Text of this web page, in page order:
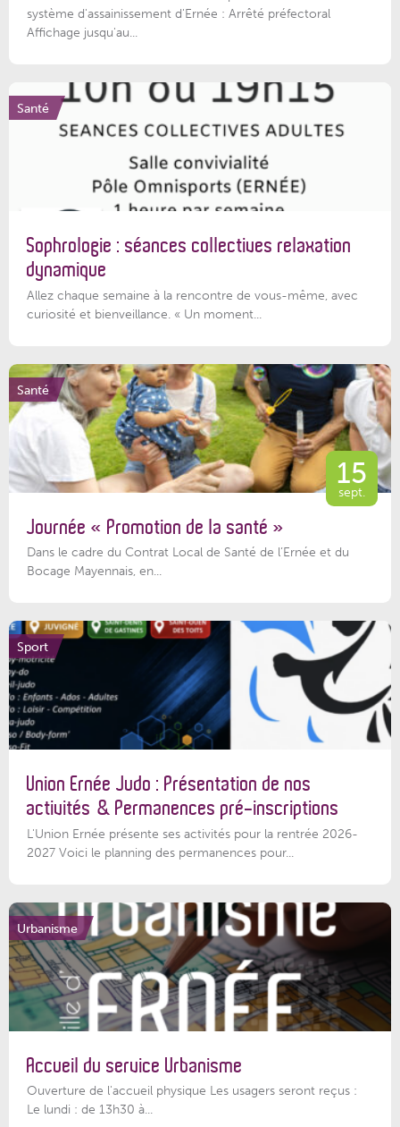
système d'assainissement d'Ernée : Arrêté préfectoral
Affichage jusqu'au...
Santé
Sophrologie : séances collectives relaxation
dynamique
Allez chaque semaine à la rencontre de vous-même, avec
curiosité et bienveillance. « Un moment...
Santé
15
sept.
Journée « Promotion de la santé »
Dans le cadre du Contrat Local de Santé de l’Ernée et du
Bocage Mayennais, en...
Sport
Union Ernée Judo : Présentation de nos
activités & Permanences pré-inscriptions
L'Union Ernée présente ses activités pour la rentrée 2026-
2027 Voici le planning des permanences pour...
Urbanisme
Accueil du service Urbanisme
Ouverture de l'accueil physique Les usagers seront reçus :
Le lundi : de 13h30 à...